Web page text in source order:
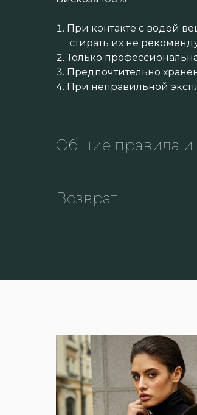
При контакте с водой
стирать их не
Только
Предпочтительно
При неправильной
Общие правила и
Возврат